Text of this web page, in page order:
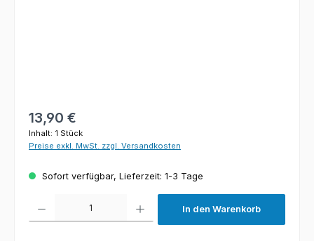
Regulärer Preis:
13,90 €
Inhalt: 1 Stück
Preise exkl. MwSt. zzgl. Versandkosten
Sofort verfügbar, Lieferzeit: 1-3 Tage
In den Warenkorb